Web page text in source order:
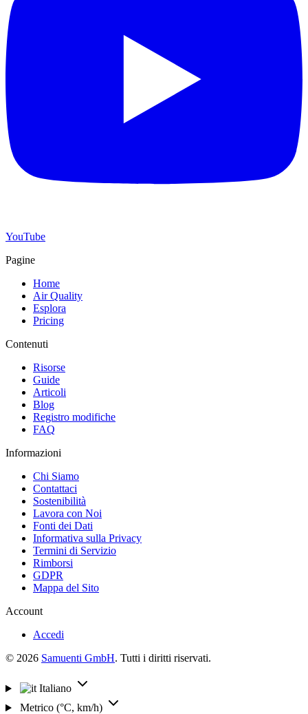
YouTube
Pagine
Home
Air Quality
Esplora
Pricing
Contenuti
Risorse
Guide
Articoli
Blog
Registro modifiche
FAQ
Informazioni
Chi Siamo
Contattaci
Sostenibilità
Lavora con Noi
Fonti dei Dati
Informativa sulla Privacy
Termini di Servizio
Rimborsi
GDPR
Mappa del Sito
Account
Accedi
© 2026 Samuenti GmbH. Tutti i diritti riservati.
Italiano
Metrico (°C, km/h)